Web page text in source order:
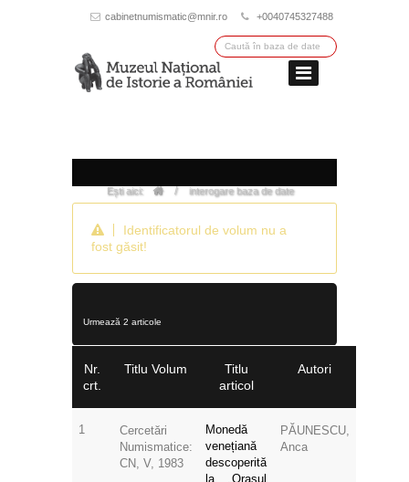
cabinetnumismatic@mnir.ro +0040745327488
Ești aici: / interogare baza de date
Identificatorul de volum nu a
fost găsit!
Urmează 2 articole
Nr.
crt.
Titlu Volum
Titlu
articol
Autori
1
Cercetări
Numismatice:
CN, V, 1983
Monedă
venețiană
descoperită
la „Orașul
PĂUNESCU,
Anca